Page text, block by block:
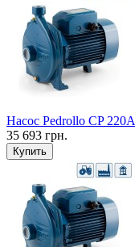
Насос Pedrollo CP 220A
35 693 грн.
Купить